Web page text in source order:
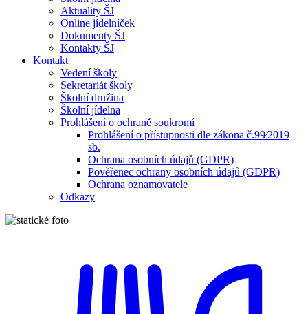
Aktuality ŠJ
Online jídelníček
Dokumenty ŠJ
Kontakty ŠJ
Kontakt
Vedení školy
Sekretariát školy
Školní družina
Školní jídelna
Prohlášení o ochraně soukromí
Prohlášení o přístupnosti dle zákona č.99⁄2019
sb.
Ochrana osobních údajů (GDPR)
Pověřenec ochrany osobních údajů (GDPR)
Ochrana oznamovatele
Odkazy